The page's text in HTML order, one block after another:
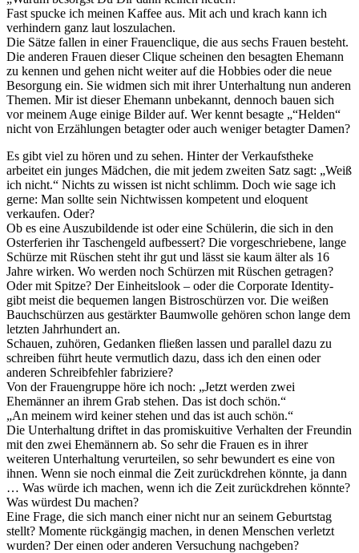
Fast spucke ich meinen Kaffee aus. Mit ach und krach kann ich
verhindern ganz laut loszulachen.
Die Sätze fallen in einer Frauenclique, die aus sechs Frauen besteht.
Die anderen Frauen dieser Clique scheinen den besagten Ehemann
zu kennen und gehen nicht weiter auf die Hobbies oder die neue
Besorgung ein. Sie widmen sich mit ihrer Unterhaltung nun anderen
Themen. Mir ist dieser Ehemann unbekannt, dennoch bauen sich
vor meinem Auge einige Bilder auf. Wer kennt besagte „“Helden“
nicht von Erzählungen betagter oder auch weniger betagter Damen?
Es gibt viel zu hören und zu sehen. Hinter der Verkaufstheke
arbeitet ein junges Mädchen, die mit jedem zweiten Satz sagt: „Weiß
ich nicht.“ Nichts zu wissen ist nicht schlimm. Doch wie sage ich
gerne: Man sollte sein Nichtwissen kompetent und eloquent
verkaufen. Oder?
Ob es eine Auszubildende ist oder eine Schülerin, die sich in den
Osterferien ihr Taschengeld aufbessert? Die vorgeschriebene, lange
Schürze mit Rüschen steht ihr gut und lässt sie kaum älter als 16
Jahre wirken. Wo werden noch Schürzen mit Rüschen getragen?
Oder mit Spitze? Der Einheitslook – oder die Corporate Identity-
gibt meist die bequemen langen Bistroschürzen vor. Die weißen
Bauchschürzen aus gestärkter Baumwolle gehören schon lange dem
letzten Jahrhundert an.
Schauen, zuhören, Gedanken fließen lassen und parallel dazu zu
schreiben führt heute vermutlich dazu, dass ich den einen oder
anderen Schreibfehler fabriziere?
Von der Frauengruppe höre ich noch: „Jetzt werden zwei
Ehemänner an ihrem Grab stehen. Das ist doch schön.“
„An meinem wird keiner stehen und das ist auch schön.“
Die Unterhaltung driftet in das promiskuitive Verhalten der Freundin
mit den zwei Ehemännern ab. So sehr die Frauen es in ihrer
weiteren Unterhaltung verurteilen, so sehr bewundert es eine von
ihnen. Wenn sie noch einmal die Zeit zurückdrehen könnte, ja dann
… Was würde ich machen, wenn ich die Zeit zurückdrehen könnte?
Was würdest Du machen?
Eine Frage, die sich manch einer nicht nur an seinem Geburtstag
stellt? Momente rückgängig machen, in denen Menschen verletzt
wurden? Der einen oder anderen Versuchung nachgeben?